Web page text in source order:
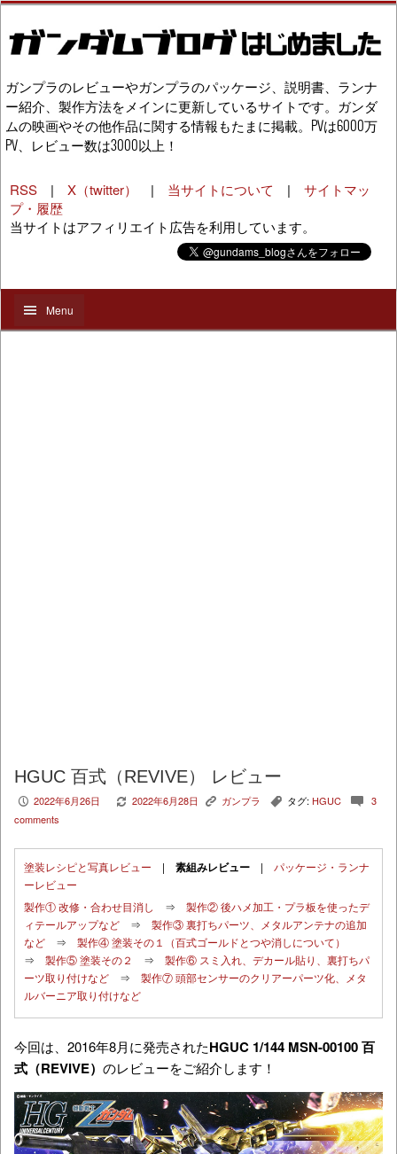
ガンプラのレビューやガンプラのパッケージ、説明書、ランナ
ー紹介、製作方法をメインに更新しているサイトです。ガンダ
ムの映画やその他作品に関する情報もたまに掲載。PVは6000万
PV、レビュー数は3000以上！
RSS | X（twitter） | 当サイトについて | サイトマッ
プ・履歴
当サイトはアフィリエイト広告を利用しています。
Menu
HGUC 百式（REVIVE） レビュー
P 2022年6月26日 V 2022年6月28日 K ガンプラ , タグ: HGUC c 3
comments
塗装レシピと写真レビュー | 素組みレビュー | パッケージ・ランナ
ーレビュー
製作① 改修・合わせ目消し
⇒ 製作② 後ハメ加工・プラ板を使ったデ
ィテールアップなど ⇒ 製作③ 裏打ちパーツ、メタルアンテナの追加
など ⇒ 製作④ 塗装その１（百式ゴールドとつや消しについて）
⇒ 製作⑤ 塗装その２ ⇒ 製作⑥ スミ入れ、デカール貼り、裏打ちパ
ーツ取り付けなど ⇒ 製作⑦ 頭部センサーのクリアーパーツ化、メタ
ルバーニア取り付けなど
今回は、2016年8月に発売されたHGUC 1/144 MSN-00100 百
式（REVIVE） のレビューをご紹介します！